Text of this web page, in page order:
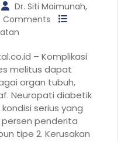
Dr. Siti Maimunah,
Comments
– Komplikasi
melitus dapat
organ tubuh,
Neuropati diabetik
serius yang
penderita
tipe 2. Kerusakan